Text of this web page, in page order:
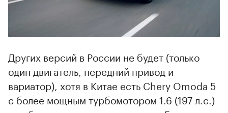
Других версий в России не будет (только
один двигатель, передний привод и
вариатор), хотя в Китае есть Chery Omoda 5
с более мощным турбомотором 1.6 (197 л.с.)